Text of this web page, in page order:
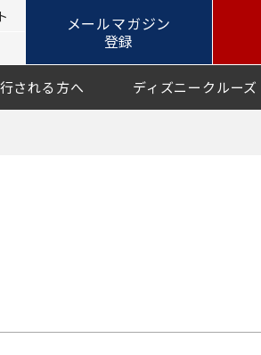
メールマガジン
登録
される方へ ディズニークルーズ